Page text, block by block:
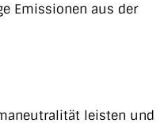
Emissionen aus der
leisten und